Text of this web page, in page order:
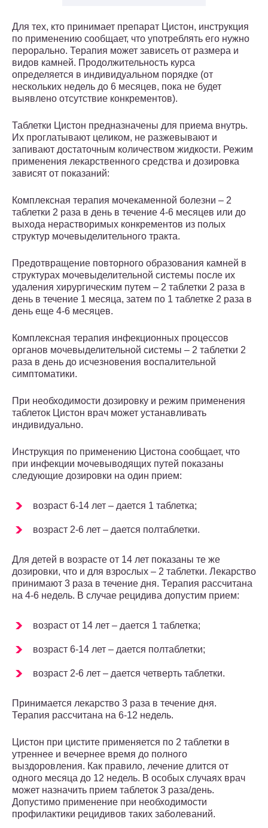
Для тех, кто принимает препарат Цистон, инструкция
по применению сообщает, что употреблять его нужно
перорально. Терапия может зависеть от размера и
видов камней. Продолжительность курса
определяется в индивидуальном порядке (от
нескольких недель до 6 месяцев, пока не будет
выявлено отсутствие конкрементов).
Таблетки Цистон предназначены для приема внутрь.
Их проглатывают целиком, не разжевывают и
запивают достаточным количеством жидкости. Режим
применения лекарственного средства и дозировка
зависят от показаний:
Комплексная терапия мочекаменной болезни – 2
таблетки 2 раза в день в течение 4-6 месяцев или до
выхода нерастворимых конкрементов из полых
структур мочевыделительного тракта.
Предотвращение повторного образования камней в
структурах мочевыделительной системы после их
удаления хирургическим путем – 2 таблетки 2 раза в
день в течение 1 месяца, затем по 1 таблетке 2 раза в
день еще 4-6 месяцев.
Комплексная терапия инфекционных процессов
органов мочевыделительной системы – 2 таблетки 2
раза в день до исчезновения воспалительной
симптоматики.
При необходимости дозировку и режим применения
таблеток Цистон врач может устанавливать
индивидуально.
Инструкция по применению Цистона сообщает, что
при инфекции мочевыводящих путей показаны
следующие дозировки на один прием:
возраст 6-14 лет – дается 1 таблетка;
возраст 2-6 лет – дается полтаблетки.
Для детей в возрасте от 14 лет показаны те же
дозировки, что и для взрослых – 2 таблетки. Лекарство
принимают 3 раза в течение дня. Терапия рассчитана
на 4-6 недель. В случае рецидива допустим прием:
возраст от 14 лет – дается 1 таблетка;
возраст 6-14 лет – дается полтаблетки;
возраст 2-6 лет – дается четверть таблетки.
Принимается лекарство 3 раза в течение дня.
Терапия рассчитана на 6-12 недель.
Цистон при цистите применяется по 2 таблетки в
утреннее и вечернее время до полного
выздоровления. Как правило, лечение длится от
одного месяца до 12 недель. В особых случаях врач
может назначить прием таблеток 3 раза/день.
Допустимо применение при необходимости
профилактики рецидивов таких заболеваний.